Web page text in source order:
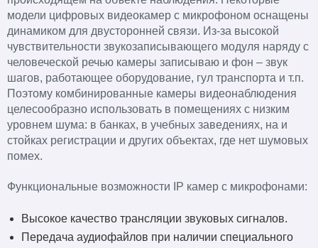
модели цифровых видеокамер c микрофоном оснащены
динамиком для двусторонней связи. Из-за высокой
чувствительности звукозаписывающего модуля наряду с
человеческой речью камеры записываю и фон – звук
шагов, работающее оборудование, гул транспорта и т.п.
Поэтому комбинированные камеры видеонаблюдения
целесообразно использовать в помещениях с низким
уровнем шума: в банках, в учебных заведениях, на и
стойках регистрации и других объектах, где нет шумовых
помех.
Функциональные возможности IP камер с микрофонами:
Высокое качество трансляции звуковых сигналов.
Передача аудиофайлов при наличии специального